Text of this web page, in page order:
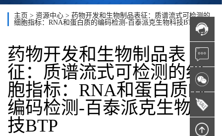
主页 > 资源中心 > 药物开发和生物制品表征：质谱流式可检测的
细胞指标：RNA和蛋白质的编码检测-百泰派克生物科技BTP
药物开发和生物制品表
征：质谱流式可检测的细
胞指标：RNA和蛋白质的
编码检测-百泰派克生物科
技BTP